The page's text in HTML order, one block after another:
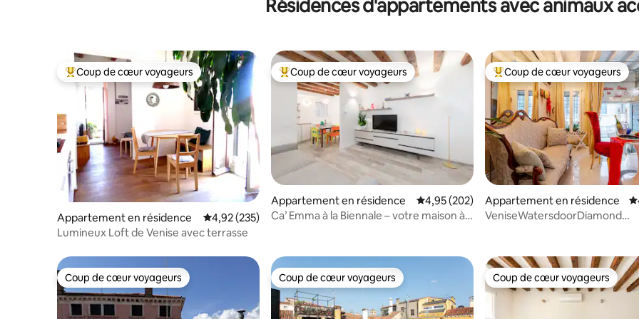
Résidences d'appartements avec animaux
Coups de cœur voyageurs les plus appréciés
Coup de cœur voyageurs
Appartement en résidence Évaluation moyenne sur la base de 235 commentaires : 4,92 sur 5
4,92 (235)
Lumineux Loft de Venise avec terrasse
Coups de cœur voyageurs les plus appréciés
Coup de cœur voyageurs
Appartement en résidence Évaluation moyenne sur la base de 202
4,95 (202)
Ca’ Emma à la Biennale – votre maison à
Coups de cœur voyageurs les
Coup de cœur voyageurs
Appartement en résidence
VeniseWatersdoorDiamond
Coup de cœur voyageurs
Coup de cœur voyageurs Coup de cœur voyageurs
Coup de cœur voyageurs Coup de cœur voyageurs
Coup de cœur voyageurs